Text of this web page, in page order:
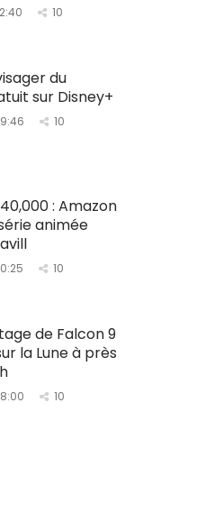
10
du
sur Disney+
10
: Amazon
animée
10
de Falcon 9
la Lune à près
10